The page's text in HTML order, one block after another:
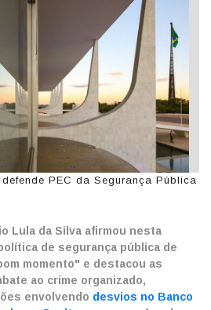
PEC da Segurança Pública
Lula da Silva afirmou nesta
de segurança pública de
momento" e destacou as
ao crime organizado,
envolvendo desvios no Banco